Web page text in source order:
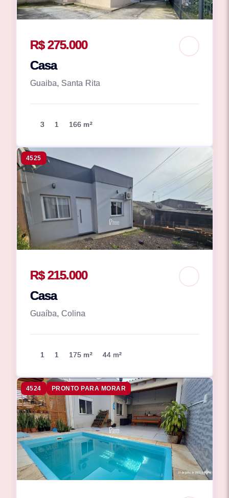
R$ 275.000
Casa
Guaiba, Santa Rita
3 1 166 m²
4525
R$ 215.000
Casa
Guaíba, Colina
1 1 175 m² 44 m²
4524 PRONTO PARA MORAR